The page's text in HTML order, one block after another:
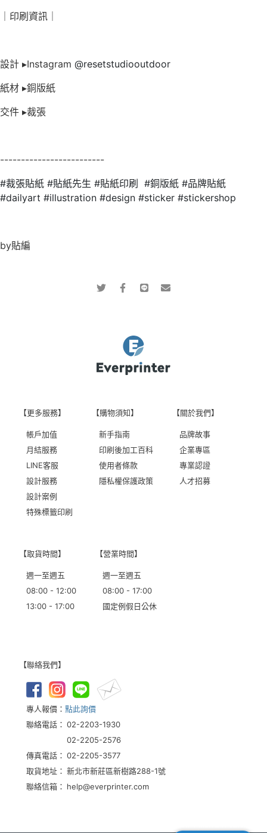
｜印刷資訊｜
設計 ▸Instagram @resetstudiooutdoor
紙材 ▸銅版紙
交件 ▸裁張
-------------------------
#裁張貼紙 #貼紙先生 #貼紙印刷 #銅版紙 #品牌貼紙
#dailyart #illustration #design #sticker #stickershop
by貼編
【更多服務】
帳戶加值
月結服務
LINE客服
設計服務
設計案例
特殊標籤印刷
【購物須知】
新手指南
印刷後加工百科
使用者條款
隱私權保護政策
【關於我們】
品牌故事
企業專區
專業認證
人才招募
【取貨時間】
週一至週五
08:00 - 12:00
13:00 - 17:00
【營業時間】
週一至週五
08:00 - 17:00
國定例假日公休
【聯絡我們】
專人報價： 點此詢價
聯絡電話： 02-2203-1930
02-2205-2576
傳真電話： 02-2205-3577
取貨地址： 新北市新莊區新樹路288-1號
聯絡信箱： help@everprinter.com